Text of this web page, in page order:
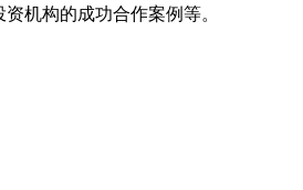
机构的成功合作案例等。